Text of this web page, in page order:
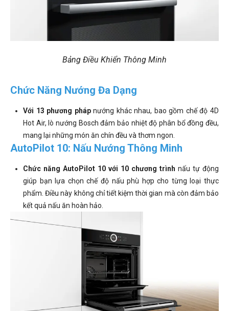
Bảng Điều Khiển Thông Minh
Chức Năng Nướng Đa Dạng
Với 13 phương phápnướng khác nhau, bao gồm chế độ 4D
Hot Air, lò nướng Bosch đảm bảo nhiệt độ phân bổ đồng đều,
mang lại những món ăn chín đều và thơm ngon.
AutoPilot 10: Nấu Nướng Thông Minh
Chức năng AutoPilot 10 với 10 chương trình nấu tự động
giúp bạn lựa chọn chế độ nấu phù hợp cho từng loại thực
phẩm. Điều này không chỉ tiết kiệm thời gian mà còn đảm bảo
kết quả nấu ăn hoàn hảo.